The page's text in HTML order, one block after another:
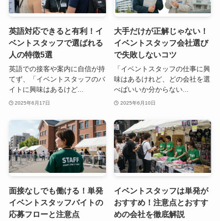
英語対応できると有利！イ
ベントスタッフで選ばれる
人の特徴5選
英語での接客や案内に自信が持
てず、「イベントスタッフのバ
イトに興味はあるけど...
2025年6月17日
大手だけが正解じゃない！
イベントスタッフ会社選び
で失敗しないコツ
「イベントスタッフの仕事に興
味はあるけれど、どの会社を選
べばいいか分からない...
2025年6月10日
面接なしでも働ける！単発
イベントスタッフバイトの
応募フローと注意点
イベントスタッフは単発が
おすすめ！注意点とおすす
めの会社を徹底解説